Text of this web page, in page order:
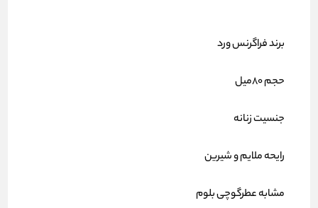
برند فراگرنس ورد
حجم 80میل
جنسیت زنانه
رایحه ملایم و شیرین
مشابه عطرگوچی بلوم